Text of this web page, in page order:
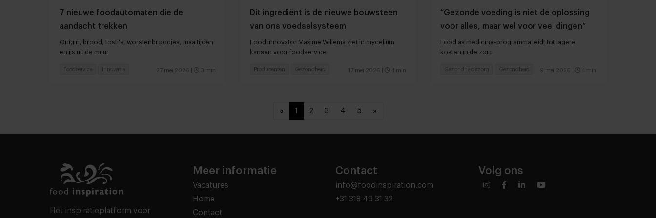
7 nieuwe foodautomaten die de
aandacht trekken
Onigiri, brood, tosti's, worstenbroodjes, maaltijden
en ijs uit de muur
27 mei 2026 3 min
Foodservice Innovatie
Dit ingrediënt is de nieuwe bouwsteen
van ons voedselsysteem
Food innovator Maxime Willems ziet in mycelium
kansen voor foodservice
17 mei 2026 4 min
Producenten Gezondheid
“Gezonde voeding is niet de oplossing
voor alles, maar wel voor veel dingen”
Food as medicine-programma leidt tot lagere
kosten in de zorg
9 mei 2026 4 min
Gezondheidszorg Gezondheid
« 1 2 3 4 5 »
Het inspiratieplatform voor
Meer informatie
Vacatures
Home
Contact
Contact
info@foodinspiration.com
+31 318 49 31 32
Volg ons